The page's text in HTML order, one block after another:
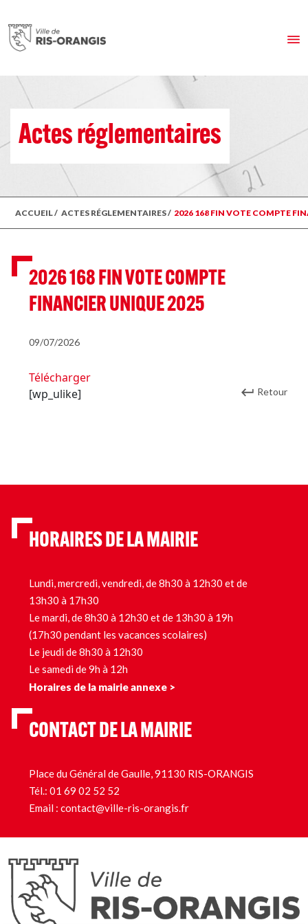
Actes réglementaires
ACCUEIL/ ACTES RÉGLEMENTAIRES/ 2026 168 FIN VOTE COMPTE
2026 168 FIN VOTE COMPTE
FINANCIER UNIQUE 2025
09/07/2026
Télécharger
[wp_ulike]
Retour
HORAIRES DE LA MAIRIE
Lundi, mercredi, vendredi, de 8h30 à 12h30 et de
13h30 à 17h30
Le mardi, de 8h30 à 12h30 et de 13h30 à 19h
(17h30 pendant les vacances scolaires)
Le jeudi de 8h30 à 12h30
Le samedi de 9h à 12h
Horaires de la mairie annexe >
CONTACT DE LA MAIRIE
Place du Général de Gaulle, 91130 RIS-ORANGIS
Tél.: 01 69 02 52 52
Email : contact@ville-ris-orangis.fr